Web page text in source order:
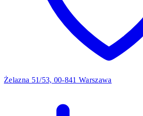
Żelazna 51/53, 00-841 Warszawa